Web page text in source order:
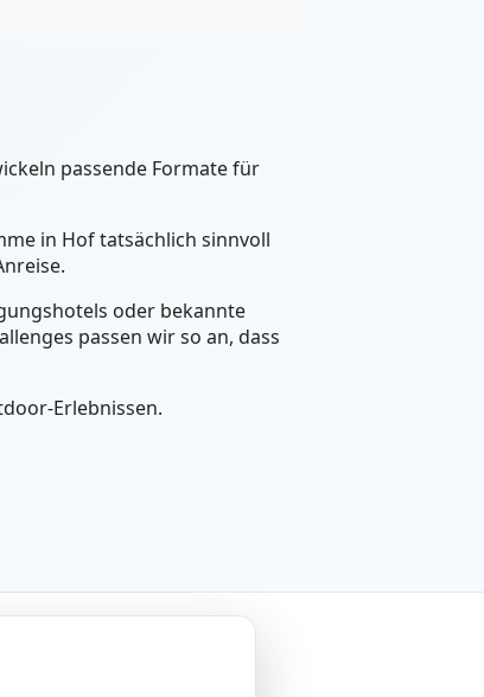
passende Formate für
in Hof tatsächlich sinnvoll
oder bekannte
passen wir so an, dass
Erlebnissen.